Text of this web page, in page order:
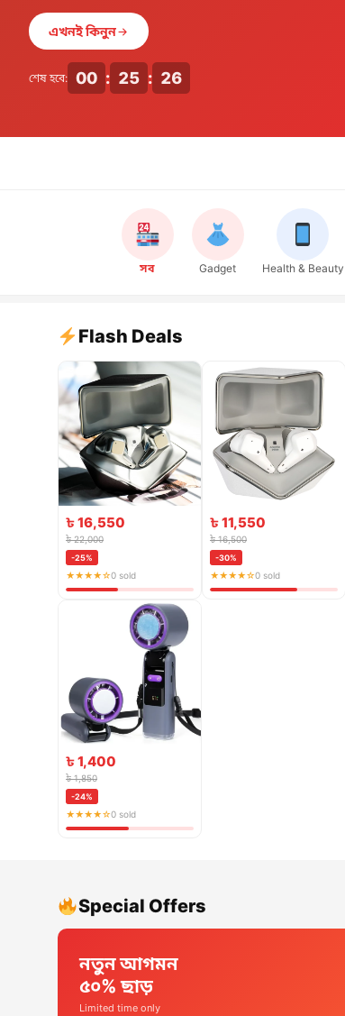
এখনই কিনুন
শেষ হবে: 00 : 25 : 24
সব Gadget Health & Beauty
Flash Deals
৳ 16,550
৳ 22,000
-25%
★★★★☆0 sold
৳ 11,550
৳ 16,500
-30%
★★★★☆0 sold
৳ 1,400
৳ 1,850
-24%
★★★★☆0 sold
Special Offers
নতুন আগমন
৫০% ছাড়
Limited time only